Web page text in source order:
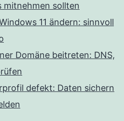
mitnehmen sollten
11 ändern: sinnvoll
Domäne beitreten: DNS,
defekt: Daten sichern